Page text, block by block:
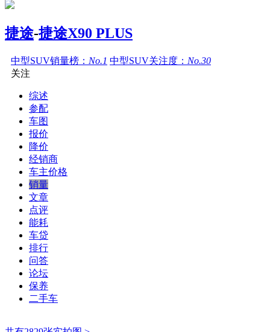
捷途-捷途X90 PLUS
中型SUV销量榜： No.1 中型SUV关注度： No.30
关注
综述
参配
车图
报价
降价
经销商
车主价格
销量
文章
点评
能耗
车贷
排行
问答
论坛
保养
二手车